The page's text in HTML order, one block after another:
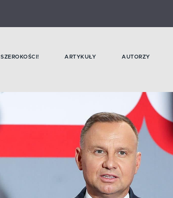
SZEROKOŚCI! ARTYKUŁY AUTORZY